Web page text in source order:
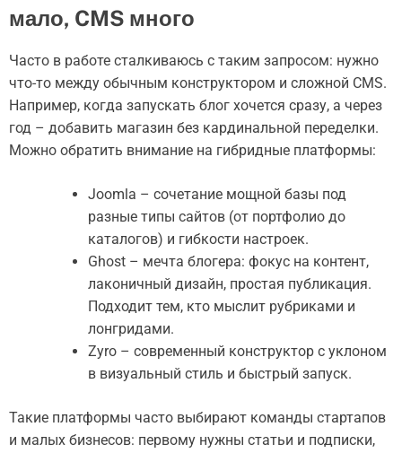
мало, CMS много
Часто в работе сталкиваюсь с таким запросом: нужно
что-то между обычным конструктором и сложной CMS.
Например, когда запускать блог хочется сразу, а через
год – добавить магазин без кардинальной переделки.
Можно обратить внимание на гибридные платформы:
Joomla – сочетание мощной базы под
разные типы сайтов (от портфолио до
каталогов) и гибкости настроек.
Ghost – мечта блогера: фокус на контент,
лаконичный дизайн, простая публикация.
Подходит тем, кто мыслит рубриками и
лонгридами.
Zyro – современный конструктор с уклоном
в визуальный стиль и быстрый запуск.
Такие платформы часто выбирают команды стартапов
и малых бизнесов: первому нужны статьи и подписки,